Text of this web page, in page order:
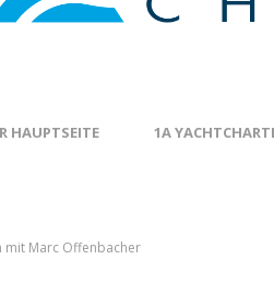
HAUPTSEITE 1A
mit Marc Offenbacher